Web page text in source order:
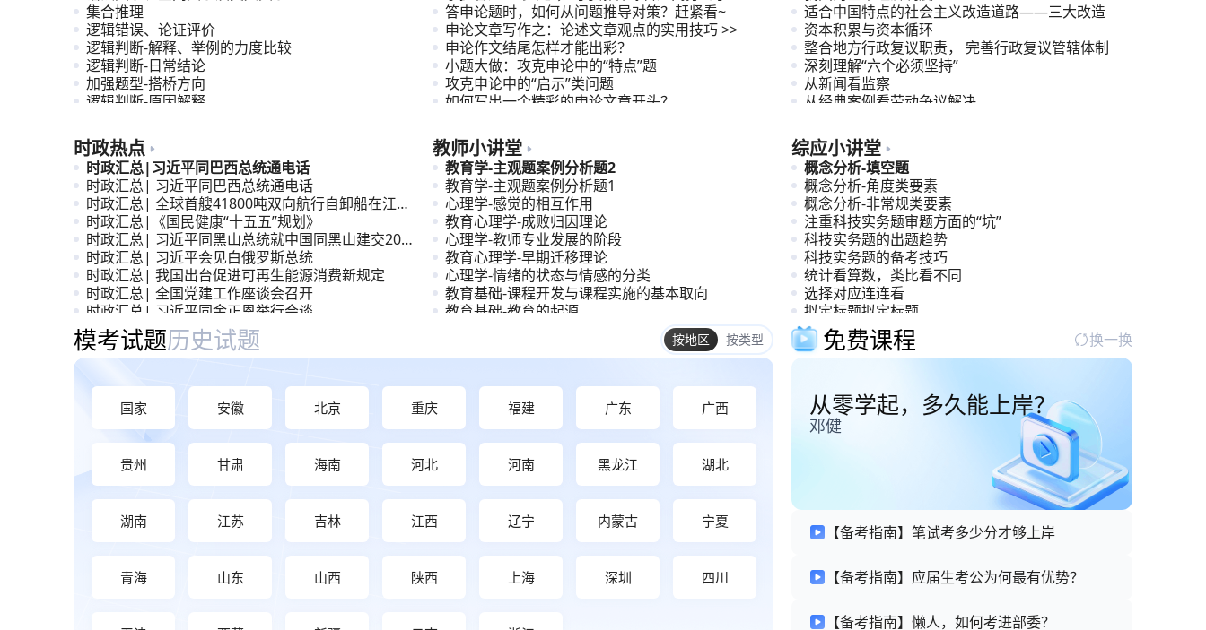
集合推理
逻辑错误、论证评价
逻辑判断-解释、举例的力度比较
逻辑判断-日常结论
加强题型-搭桥方向
逻辑判断-原因解释
答申论题时，如何从问题推导对策？赶紧看~
申论文章写作之：论述文章观点的实用技巧 >>
申论作文结尾怎样才能出彩？
小题大做：攻克申论中的“特点”题
攻克申论中的“启示”类问题
如何写出一个精彩的申论文章开头？
适合中国特点的社会主义改造道路——三大改造
资本积累与资本循环
整合地方行政复议职责， 完善行政复议管辖体制
深刻理解“六个必须坚持”
从新闻看监察
从经典案例看劳动争议解决
时政热点
时政汇总|习近平同巴西总统通电话
时政汇总| 习近平同巴西总统通电话
时政汇总| 全球首艘41800吨双向航行自卸船在江苏
交付
时政汇总|《国民健康“十五五”规划》
时政汇总| 习近平同黑山总统就中国同黑山建交20
周年互致贺电
时政汇总| 习近平会见白俄罗斯总统
时政汇总| 我国出台促进可再生能源消费新规定
时政汇总| 全国党建工作座谈会召开
时政汇总| 习近平同金正恩举行会谈
时政汇总| 《前瞻布局和发展未来产业》
教师小讲堂
教育学-主观题案例分析题2
教育学-主观题案例分析题1
心理学-感觉的相互作用
教育心理学-成败归因理论
心理学-教师专业发展的阶段
教育心理学-早期迁移理论
心理学-情绪的状态与情感的分类
教育基础-课程开发与课程实施的基本取向
教育基础-教育的起源
教育基础-教师专业发展的内容与方法
综应小讲堂
概念分析-填空题
概念分析-角度类要素
概念分析-非常规类要素
注重科技实务题审题方面的“坑”
科技实务题的出题趋势
科技实务题的备考技巧
统计看算数，类比看不同
选择对应连连看
拟定标题拟定标题
双管齐下，攻克“寓言哲理型材料”难关
模考大赛与历年真题
模考试题历史试题
国家 安徽 北京 重庆 福建 广东 广西
贵州 甘肃 海南 河北 河南 黑龙江 湖北
湖南 江苏 吉林 江西 辽宁 内蒙古 宁夏
青海 山东 山西 陕西 上海 深圳 四川
免费课程 换一换
从零学起，多久能上岸？
邓健
【备考指南】笔试考多少分才够上岸
【备考指南】应届生考公为何最有优势？
【备考指南】懒人，如何考进部委？